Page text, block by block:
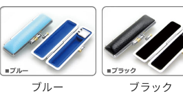
ブルー ブラック